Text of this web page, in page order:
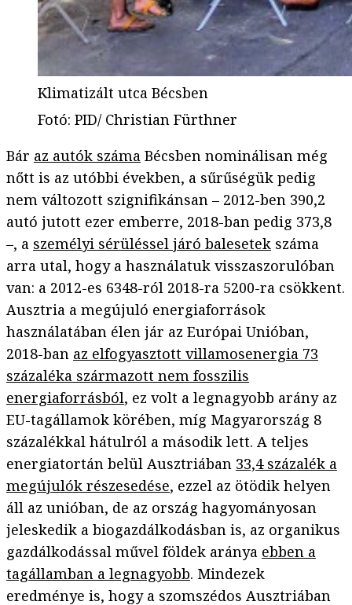
Klimatizált utca Bécsben
Fotó: PID/ Christian Fürthner
Bár az autók száma Bécsben nominálisan még
nőtt is az utóbbi években, a sűrűségük pedig
nem változott szignifikánsan – 2012-ben 390,2
autó jutott ezer emberre, 2018-ban pedig 373,8
–, a személyi sérüléssel járó balesetek száma
arra utal, hogy a használatuk visszaszorulóban
van: a 2012-es 6348-ról 2018-ra 5200-ra csökkent.
Ausztria a megújuló energiaforrások
használatában élen jár az Európai Unióban,
2018-ban az elfogyasztott villamosenergia 73
százaléka származott nem fosszilis
energiaforrásból, ez volt a legnagyobb arány az
EU-tagállamok körében, míg Magyarország 8
százalékkal hátulról a második lett. A teljes
energiatortán belül Ausztriában 33,4 százalék a
megújulók részesedése, ezzel az ötödik helyen
áll az unióban, de az ország hagyományosan
jeleskedik a biogazdálkodásban is, az organikus
gazdálkodással művel földek aránya ebben a
tagállamban a legnagyobb. Mindezek
eredménye is, hogy a szomszédos Ausztriában